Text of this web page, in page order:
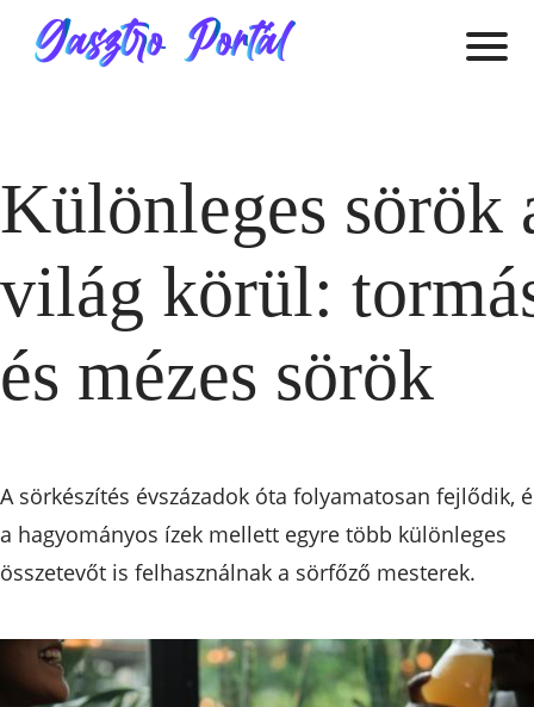
Különleges sörök
világ körül:
és mézes sörök
A sörkészítés évszázadok óta folyamatosan fejlődik,
a hagyományos ízek mellett egyre több különleges
összetevőt is felhasználnak a sörfőző mesterek.